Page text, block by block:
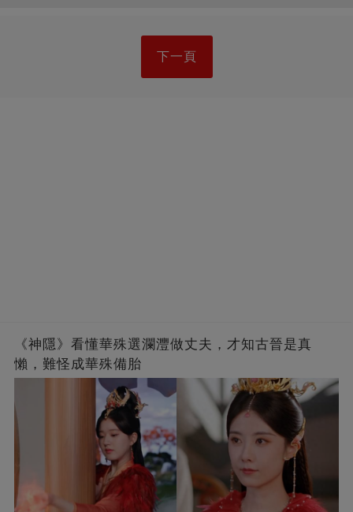
下一頁
《神隱》看懂華殊選瀾灃做丈夫，才知古晉是真
懶，難怪成華殊備胎